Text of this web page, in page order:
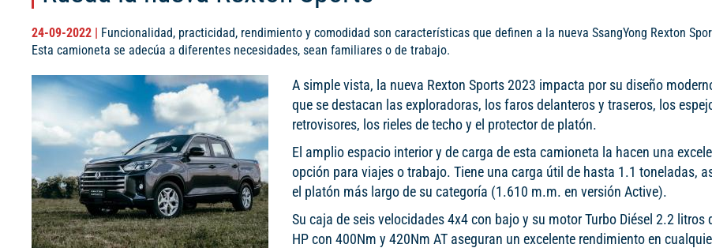
24-09-2022 | Funcionalidad, practicidad, rendimiento y comodidad son características que definen a la nueva SsangYong Rexton
Esta camioneta se adecúa a diferentes necesidades, sean familiares o de trabajo.
A simple vista, la nueva Rexton Sports 2023 impacta por su diseño
que se destacan las exploradoras, los faros delanteros y traseros, los
retrovisores, los rieles de techo y el protector de platón.
El amplio espacio interior y de carga de esta camioneta la hacen una
opción para viajes o trabajo. Tiene una carga útil de hasta 1.1 toneladas,
el platón más largo de su categoría (1.610 m.m. en versión Active).
Su caja de seis velocidades 4x4 con bajo y su motor Turbo Diésel 2.2 litros
HP con 400Nm y 420Nm AT aseguran un excelente rendimiento en